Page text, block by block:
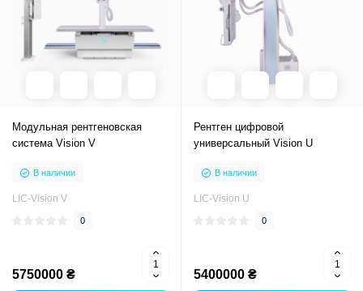
Модульная рентгеновская
система Vision V
В наличии
LIC-Vision V
0
5750000 ₴
Рентген цифровой
универсальный Vision U
В наличии
LIC-Vision U
0
5400000 ₴